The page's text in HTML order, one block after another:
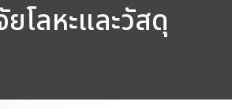
โลหะและวัสดุ